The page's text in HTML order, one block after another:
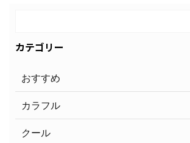
カテゴリー
おすすめ
カラフル
クール